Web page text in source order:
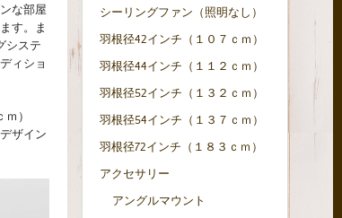
な部屋
す。ま
システ
ィショ
）
ザイン
シーリングファン（照明なし）
羽根径42インチ（１０７ｃｍ）
羽根径44インチ（１１２ｃｍ）
羽根径52インチ（１３２ｃｍ）
羽根径54インチ（１３７ｃｍ）
羽根径72インチ（１８３ｃｍ）
アクセサリー
アングルマウント